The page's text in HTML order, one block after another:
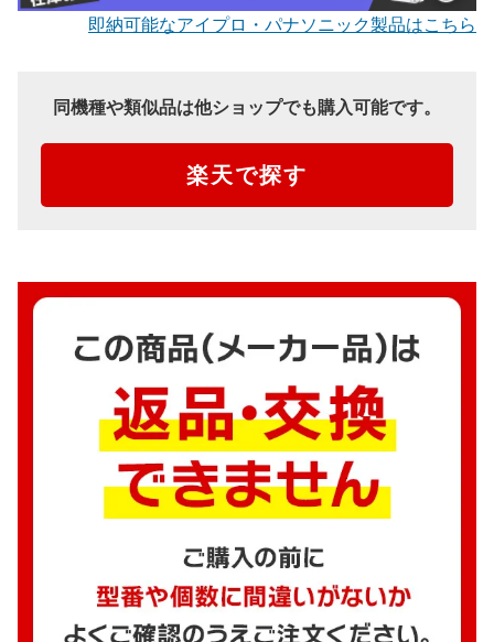
即納可能なアイプロ・パナソニック製品はこちら
同機種や類似品は他ショップでも購入可能です。
楽天で探す